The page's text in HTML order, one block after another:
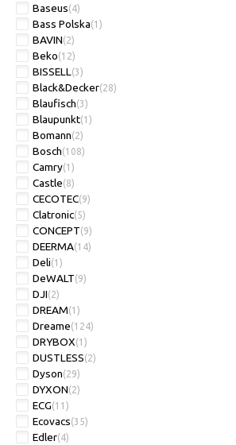
Baseus(4)
Bass Polska(1)
BAVIN(2)
Beko(12)
BISSELL(3)
Black&Decker(28)
Blaufisch(3)
Blaupunkt(1)
Bomann(2)
Bosch(108)
Camry(1)
Castle(8)
CECOTEC(9)
Clatronic(5)
CONCEPT(9)
DEERMA(14)
Deli(1)
DeWALT(9)
DJI(2)
DREAM(1)
Dreame(124)
DRYBOX(1)
DUSTLESS(2)
Dyson(29)
DYXON(2)
ECG(11)
Ecovacs(35)
Edler(4)